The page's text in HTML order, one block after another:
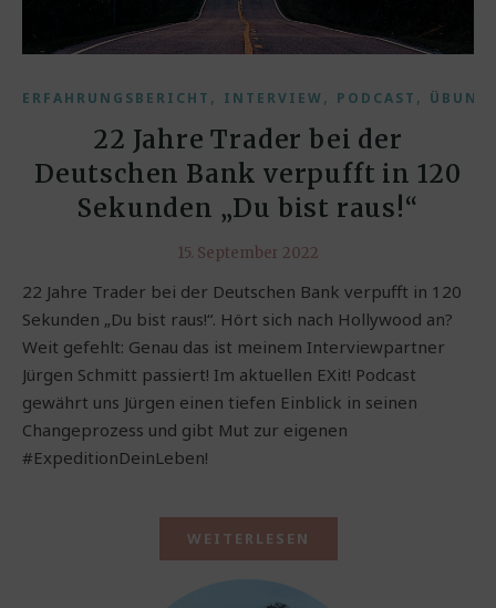
ERFAHRUNGSBERICHT , INTERVIEW , PODCAST ,
22 Jahre Trader bei der
Deutschen Bank verpufft in 120
Sekunden „Du bist raus!“
15. September 2022
22 Jahre Trader bei der Deutschen Bank verpufft in 120
Sekunden „Du bist raus!“. Hört sich nach Hollywood an?
Weit gefehlt: Genau das ist meinem Interviewpartner
Jürgen Schmitt passiert! Im aktuellen EXit! Podcast
gewährt uns Jürgen einen tiefen Einblick in seinen
Changeprozess und gibt Mut zur eigenen
#ExpeditionDeinLeben!
WEITERLESEN